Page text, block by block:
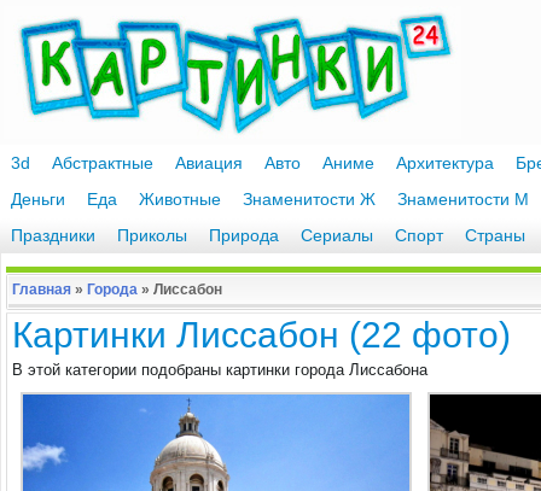
3d Абстрактные Авиация Авто Аниме Архитектура
Деньги
Еда Животные Знаменитости Ж
Знаменитости М
Праздники
Приколы Природа Сериалы Спорт Страны
Главная » Города » Лиссабон
Картинки Лиссабон (22 фото)
В этой категории подобраны картинки города Лиссабона